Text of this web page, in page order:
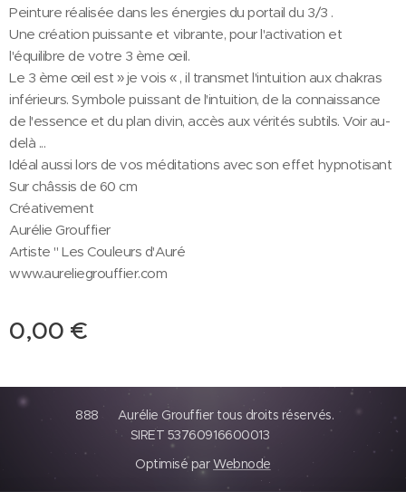
Peinture réalisée dans les énergies du portail du 3/3 .
Une création puissante et vibrante, pour l'activation et
l'équilibre de votre 3 ème œil.
Le 3 ème œil est » je vois « , il transmet l'intuition aux chakras
inférieurs. Symbole puissant de l'intuition, de la connaissance
de l'essence et du plan divin, accès aux vérités subtils. Voir au-
delà ...
Idéal aussi lors de vos méditations avec son effet hypnotisant
Sur châssis de 60 cm
Créativement
Aurélie Grouffier
Artiste " Les Couleurs d'Auré
www.aureliegrouffier.com
0,00 €
888 Aurélie Grouffier tous droits réservés.
SIRET 53760916600013
Optimisé parWebnode